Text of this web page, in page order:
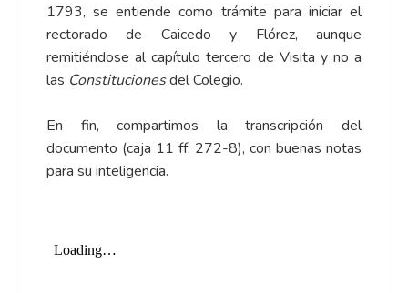
1793, se entiende como trámite para iniciar el
rectorado de Caicedo y Flórez, aunque
remitiéndose al capítulo tercero de Visita y no a
las Constitucionesdel Colegio.
En fin, compartimos la transcripción del
documento (caja 11 ff. 272-8), con buenas notas
para su inteligencia.